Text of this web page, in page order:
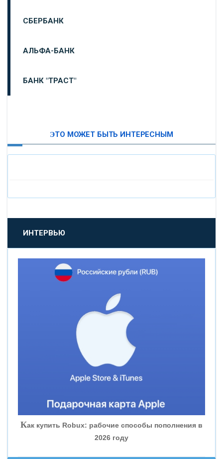
СБЕРБАНК
АЛЬФА-БАНК
БАНК "ТРАСТ"
«БАНК САНКТ-ПЕТЕРБУРГ»
«ПРОМСВЯЗЬБАНК»
«НОВИКОМБАНК»
«ВНЕШПРОМБАНК»
«БАНК ГЛОБЭКС»
«СОВКОМБАНК»
ЭТО МОЖЕТ БЫТЬ ИНТЕРЕСНЫМ
ИНТЕРВЬЮ
Как купить Robux: рабочие способы пополнения в
2026 году